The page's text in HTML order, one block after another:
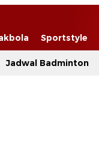
Sportstyle
Jadwal Badminton